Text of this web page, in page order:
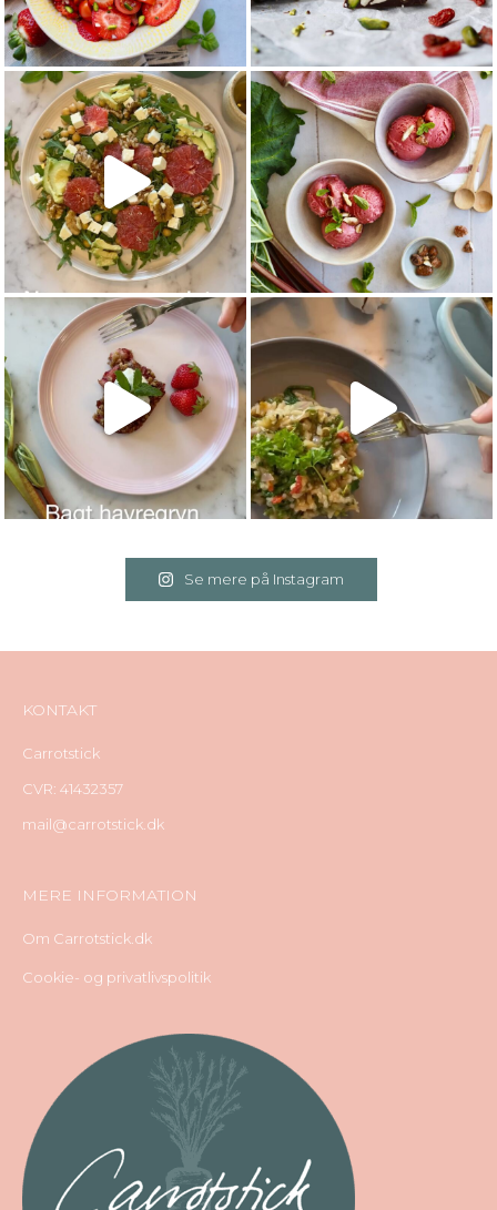
Se mere på Instagram
KONTAKT
Carrotstick
CVR: 41432357
mail@carrotstick.dk
MERE INFORMATION
Om Carrotstick.dk
Cookie- og privatlivspolitik